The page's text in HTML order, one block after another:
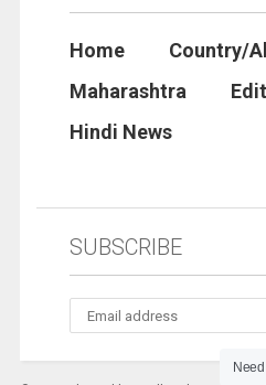
Home
Country/
Maharashtra
Hindi News
SUBSCRIBE